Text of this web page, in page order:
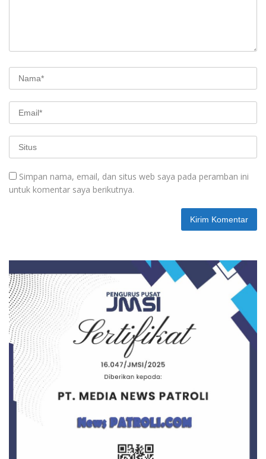
Simpan nama, email, dan situs web saya pada peramban ini
untuk komentar saya berikutnya.